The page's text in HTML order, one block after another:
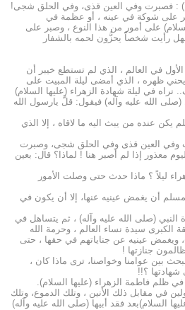
: فصبرت وفي العين قذى، وفي الحلق شجى!
على شوكة في عينه ، أو عظمة في
على أمور من هذا النوع ، وصبر على
رأيت شخصاًً يحزُّون لحمه بالشفار
الأول في العالم ، الذي لم تستطع خيبر أن
ظهره ، الذي أمضى ليلة المبيت على
في ليلة شهادة الزهراء (عليها السلام)
(صلى الله عليه وآله) فيقول: قلَّ يارسول الله
يكن عنده من يبث اليه ما لاقاه ، إلا الذي
وفي العين قذى وفي الحلق شجى، وصبرت
معذور إذا لم أصبر هنا ! لماذا؟ قال: بعين
ليلاً ؟ ماذا حدث حتى وصلت الأمور
أن يغمض عينيه عنها، إلا أن يكون في
(صلى الله عليه وآله) ، ثم يتساهل في
الكبرى سيدة نساء العالم ، وحرمة الله
ويغمض عينيه عن جناياتهم في حقها ، حتى
جنازتها !
بين عوامنا وخواصنا، ترى ماذا كان ،
؟!!
في ظلم فاطمة الزهراء (عليها السلام).
في مقابل ذلك الأنين ، وتلك الدموع، وتلك
السلام)بعد فقد أبيها (صلى الله عليه وآله)